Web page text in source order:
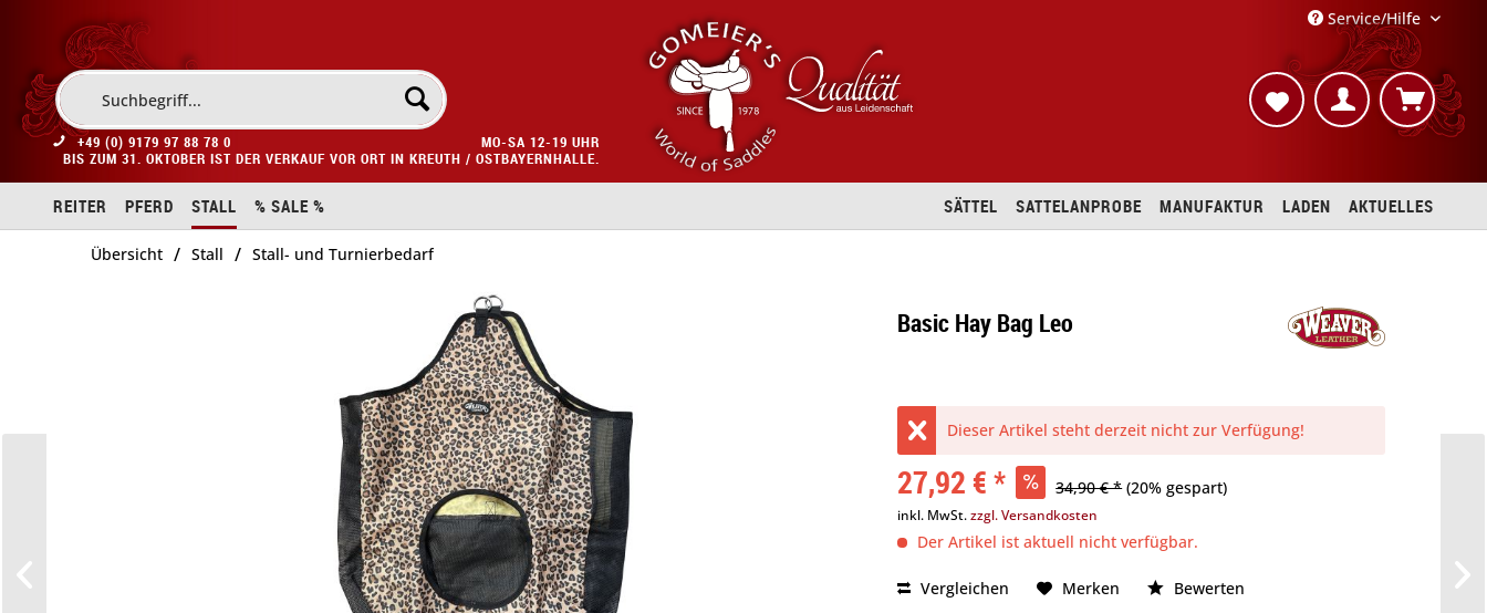
Service/Hilfe
+49 (0) 9179 97 88 78 0
MO-SA 12-19 UHR
BIS ZUM 31. OKTOBER IST DER VERKAUF VOR ORT IN KREUTH / OSTBAYERNHALLE.
REITER PFERD STALL % SALE % AKTUELLES
LADEN
MANUFAKTUR
SATTELANPROBE
SÄTTEL
Übersicht / Stall / Stall- und Turnierbedarf
Basic Hay Bag Leo
Dieser Artikel steht derzeit nicht zur Verfügung!
27,92 € * 34,90 € * (20% gespart)
inkl. MwSt.zzgl. Versandkosten
Der Artikel ist aktuell nicht verfügbar.
Vergleichen Merken Bewerten